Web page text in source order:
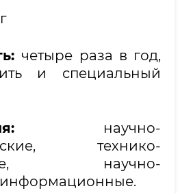
четыре раза в год,
и специальный
научно-
технико-
научно-
информационные.